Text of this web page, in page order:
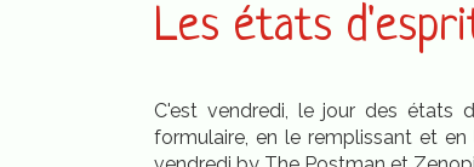
Les états
C'est vendredi, le jour des états
formulaire, en le remplissant et